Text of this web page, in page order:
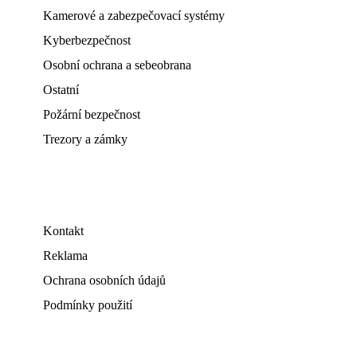
Kamerové a zabezpečovací systémy
Kyberbezpečnost
Osobní ochrana a sebeobrana
Ostatní
Požární bezpečnost
Trezory a zámky
Kontakt
Reklama
Ochrana osobních údajů
Podmínky použití